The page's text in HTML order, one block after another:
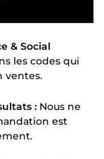
& Social
les codes qui
ventes.
: Nous ne
est